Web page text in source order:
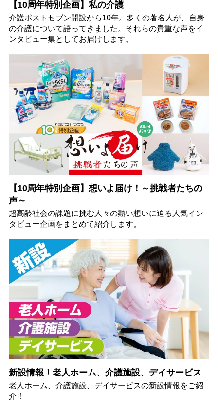
【10周年特別企画】私の介護
介護ポストセブン開設から10年。多くの著名人が、自身
の介護について語ってきました。それらの貴重な声をイ
ンタビュー集としてお届けします。
【10周年特別企画】想いよ届け！～挑戦者たちの
声～
超高齢社会の課題に挑む人々の熱い想いに迫る人気イン
タビュー企画をまとめて紹介します。
新設情報！老人ホーム、介護施設、デイサービス
老人ホーム、介護施設、デイサービスの新設情報をご紹
介！